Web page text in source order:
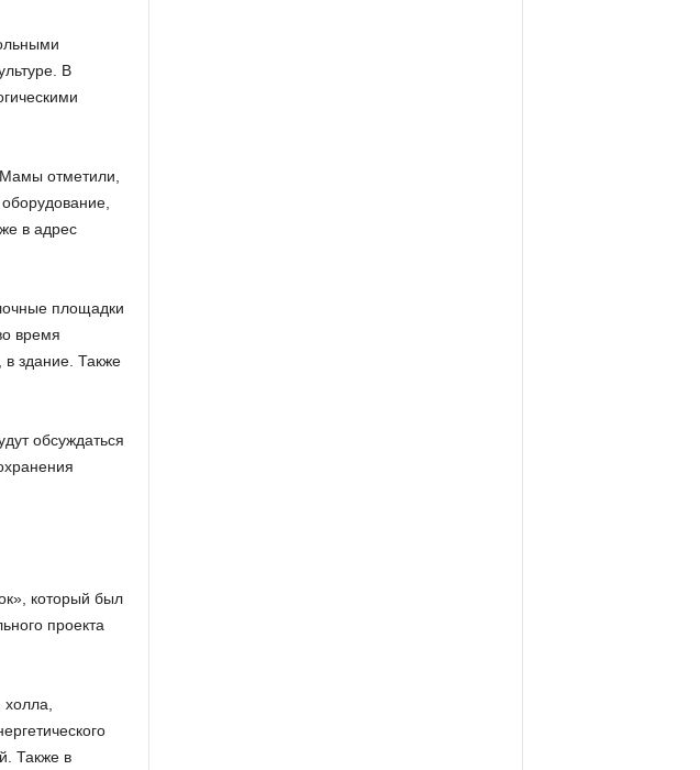
В
отметили,
в адрес
площадки
время
в здание. Также
обсуждаться
который был
проекта
Также в